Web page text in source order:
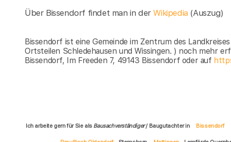
Über Bissendorf findet man in derWikipedia (Auszug)
Bissendorf ist eine Gemeinde im Zentrum des
Ortsteilen Schledehausen und Wissingen. ) noch mehr
Bissendorf, Im Freeden 7, 49143 Bissendorf oder auf
Ich arbeite gern für Sie als Bausachverständiger/ Baugutachter in Bissendorf